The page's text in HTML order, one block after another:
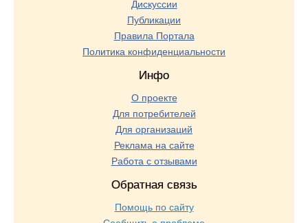
Дискуссии
Публикации
Правила Портала
Политика конфиденциальности
Инфо
О проекте
Для потребителей
Для организаций
Реклама на сайте
Работа с отзывами
Обратная связь
Помощь по сайту